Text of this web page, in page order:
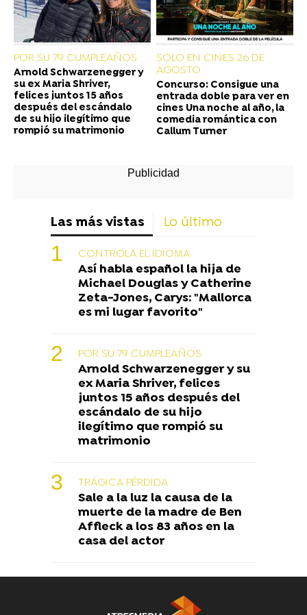
POR SU 79 CUMPLEAÑOS
Arnold Schwarzenegger y
su ex Maria Shriver,
felices juntos 15 años
después del escándalo
de su hijo ilegítimo que
rompió su matrimonio
SOLO EN CINES 26 DE
AGOSTO
Concurso: Consigue una
entrada doble para ver en
cines Una noche al año, la
comedia romántica con
Callum Turner
Las más vistas Lo último
CONTROLA EL IDIOMA
Así habla español la hija de
Michael Douglas y Catherine
Zeta-Jones, Carys: "Mallorca
es mi lugar favorito"
POR SU 79 CUMPLEAÑOS
Arnold Schwarzenegger y su
ex Maria Shriver, felices
juntos 15 años después del
escándalo de su hijo
ilegítimo que rompió su
matrimonio
TRÁGICA PÉRDIDA
Sale a la luz la causa de la
muerte de la madre de Ben
Affleck a los 83 años en la
casa del actor